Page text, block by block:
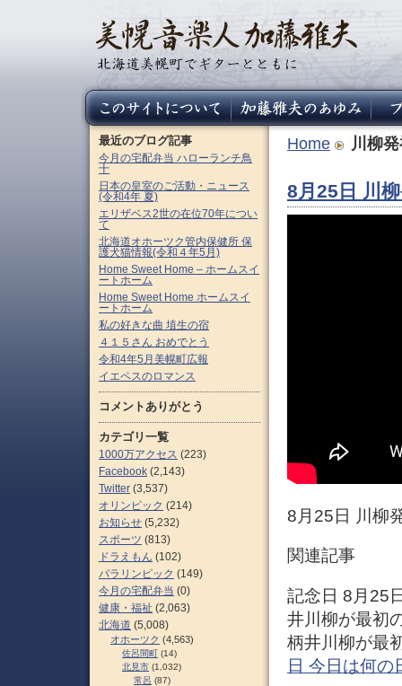
Home 川柳
8月25日 川
8月25日 川柳
関連記事
記念日 8月25
井川柳が最初
柄井川柳が最
日 今日は何の
最近のブログ記事
今月の宅配弁当 ハローランチ鳥
十
日本の皇室のご活動・ニュース
(令和4年 夏)
エリザベス2世の在位70年につい
て
北海道オホーツク管内保健所 保
護犬猫情報(令和４年5月)
Home Sweet Home – ホームスイ
ートホーム
Home Sweet Home ホームスイ
ートホーム
私の好きな曲 埴生の宿
４１５さん おめでとう
令和4年5月美幌町広報
イエペスのロマンス
コメントありがとう
カテゴリ一覧
1000万アクセス (223)
Facebook (2,143)
Twitter (3,537)
オリンピック (214)
お知らせ (5,232)
スポーツ (813)
ドラえもん (102)
パラリンピック (149)
今月の宅配弁当 (0)
健康・福祉 (2,063)
北海道 (5,008)
オホーツク (4,563)
佐呂間町 (14)
北見市 (1,032)
常呂 (87)